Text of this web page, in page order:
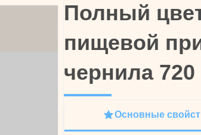
Полный
пищевой
чернила
Полный
пищевой
чернила
Основные